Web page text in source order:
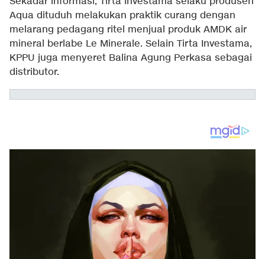
Aqua dituduh melakukan praktik curang dengan
melarang pedagang ritel menjual produk AMDK air
mineral berlabe Le Minerale. Selain Tirta Investama,
KPPU juga menyeret Balina Agung Perkasa sebagai
distributor.